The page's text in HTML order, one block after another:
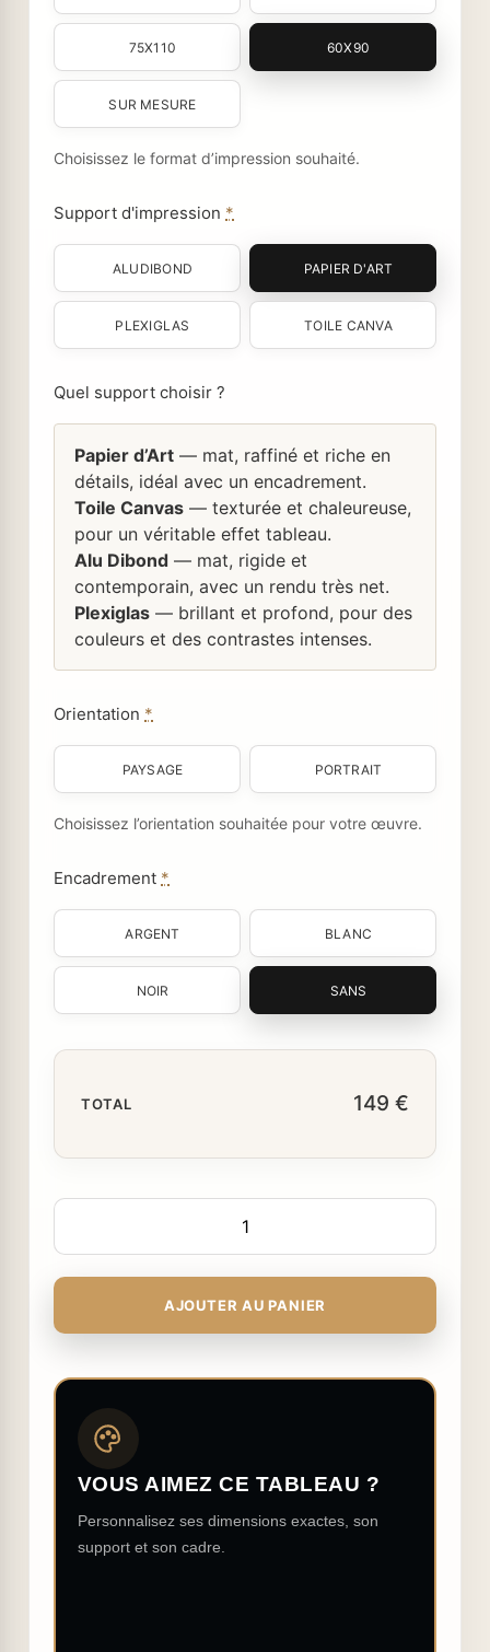
75X110 60X90
SUR MESURE
Choisissez le format d’impression souhaité.
Support d'impression *
ALUDIBOND PAPIER D'ART
PLEXIGLAS TOILE CANVA
Quel support choisir ?
Papier d’Art — mat, raffiné et riche en
détails, idéal avec un encadrement.
Toile Canvas — texturée et chaleureuse,
pour un véritable effet tableau.
Alu Dibond — mat, rigide et
contemporain, avec un rendu très net.
Plexiglas — brillant et profond, pour des
couleurs et des contrastes intenses.
Orientation *
PAYSAGE PORTRAIT
Choisissez l’orientation souhaitée pour votre œuvre.
Encadrement *
ARGENT BLANC
NOIR SANS
TOTAL 149 €
AJOUTER AU PANIER
VOUS AIMEZ CE TABLEAU ?
Personnalisez ses dimensions exactes, son
support et son cadre.